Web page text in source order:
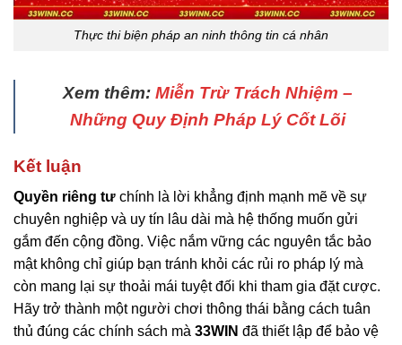
Thực thi biện pháp an ninh thông tin cá nhân
Xem thêm: Miễn Trừ Trách Nhiệm –
Những Quy Định Pháp Lý Cốt Lõi
Kết luận
Quyền riêng tư chính là lời khẳng định mạnh mẽ về sự
chuyên nghiệp và uy tín lâu dài mà hệ thống muốn gửi
gắm đến cộng đồng. Việc nắm vững các nguyên tắc bảo
mật không chỉ giúp bạn tránh khỏi các rủi ro pháp lý mà
còn mang lại sự thoải mái tuyệt đối khi tham gia đặt cược.
Hãy trở thành một người chơi thông thái bằng cách tuân
thủ đúng các chính sách mà 33WIN đã thiết lập để bảo vệ